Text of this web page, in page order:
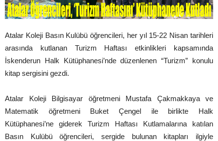
Atalar Koleji Basın Kulübü öğrencileri, her yıl 15-22 Nisan tarihleri
arasında kutlanan Turizm Haftası etkinlikleri kapsamında
İskenderun Halk Kütüphanesi’nde düzenlenen “Turizm” konulu
kitap sergisini gezdi.
Atalar Koleji Bilgisayar öğretmeni Mustafa Çakmakkaya ve
Matematik öğretmeni Buket Çengel ile birlikte Halk
Kütüphanesi’ne giderek Turizm Haftası Kutlamalarına katılan
Basın Kulübü öğrencileri, sergide bulunan kitapları ilgiyle